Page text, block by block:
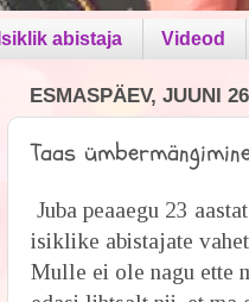
Isiklik abistaja Videod
ESMASPÄEV, JUUNI
Taas
Juba peaaegu 23
isiklike abistajate
Mulle ei ole nagu ette